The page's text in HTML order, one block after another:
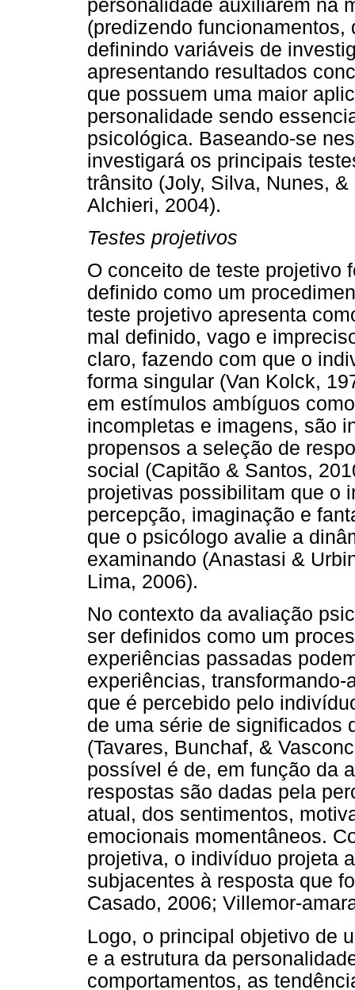
personalidade auxiliarem na
(predizendo
definindo variáveis de
apresentando resultados
que possuem uma maior
personalidade sendo
psicológica. Baseando-se
investigará os principais
trânsito (Joly, Silva, Nunes,
Alchieri, 2004).
Testes projetivos
O conceito de teste projetivo
definido como um
teste projetivo apresenta
mal definido, vago e
claro, fazendo com que o
forma singular (Van Kolck,
em estímulos ambíguos
incompletas e imagens, são
propensos a seleção de
social (Capitão & Santos,
projetivas possibilitam que o
percepção, imaginação e
que o psicólogo avalie a
examinando (Anastasi &
Lima, 2006).
No contexto da avaliação
ser definidos como um
experiências passadas
experiências,
que é percebido pelo
de uma série de significados
(Tavares, Bunchaf, &
possível é de, em função da
respostas são dadas pela
atual, dos sentimentos,
emocionais momentâneos.
projetiva, o indivíduo projeta
subjacentes à resposta que
Casado, 2006; Villemor-
Logo, o principal objetivo de
e a estrutura da
comportamentos, as